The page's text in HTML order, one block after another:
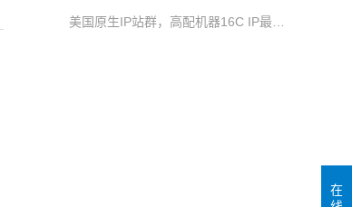
美国原生IP站群，高配机器16C IP最多配464 ips，欢迎同行调货！
在